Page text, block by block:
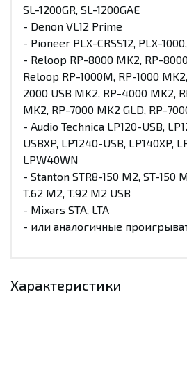
SL-1200GR, SL-1200GAE
- Denon VL12 Prime
- Pioneer PLX-CRSS12, PLX-
- Reloop RP-8000 MK2, RP-
Reloop RP-1000M, RP-1000
2000 USB MK2, RP-4000 MK2,
MK2, RP-7000 MK2 GLD, RP-
- Audio Technica LP120-USB,
USBXP, LP1240-USB, LP140XP,
LPW40WN
- Stanton STR8-150 M2, ST-150
T.62 M2, T.92 M2 USB
- Mixars STA, LTA
- или аналогичные
Характеристики